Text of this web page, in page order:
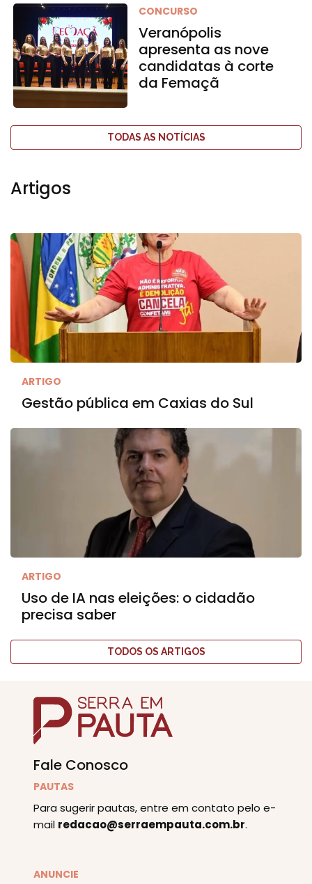
CONCURSO
Veranópolis
apresenta as nove
candidatas à corte
da Femaçã
TODAS AS NOTÍCIAS
Artigos
ARTIGO
Gestão pública em Caxias do Sul
ARTIGO
Uso de IA nas eleições: o cidadão
precisa saber
TODOS OS ARTIGOS
Fale Conosco
PAUTAS
Para sugerir pautas, entre em contato pelo e-
mail redacao@serraempauta.com.br.
ANUNCIE